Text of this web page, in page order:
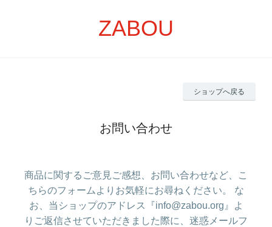
ZABOU
ショップへ戻る
お問い合わせ
商品に関するご意見ご感想、お問い合わせなど、こ
ちらのフォームよりお気軽にお尋ねください。 な
お、当ショップのアドレス『info@zabou.org』よ
りご返信させていただきました際に、迷惑メールフ